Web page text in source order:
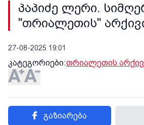
პაპიძე ლერი.
"თრიალეთის"
27-08-2025 19:01
კატეგორიები:თრიალეთის
გაზიარება